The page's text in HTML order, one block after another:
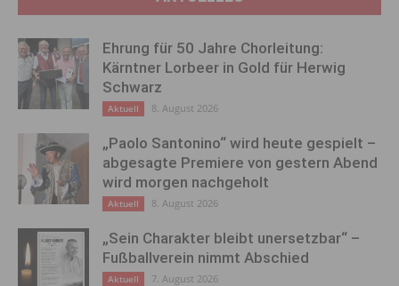
Ehrung für 50 Jahre Chorleitung:
Kärntner Lorbeer in Gold für Herwig
Schwarz
Aktuell 8. August 2026
„Paolo Santonino“ wird heute gespielt –
abgesagte Premiere von gestern Abend
wird morgen nachgeholt
Aktuell 8. August 2026
„Sein Charakter bleibt unersetzbar“ –
Fußballverein nimmt Abschied
Aktuell 7. August 2026